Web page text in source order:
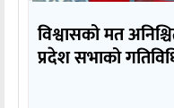
विश्वासको मत
प्रदेश सभाको